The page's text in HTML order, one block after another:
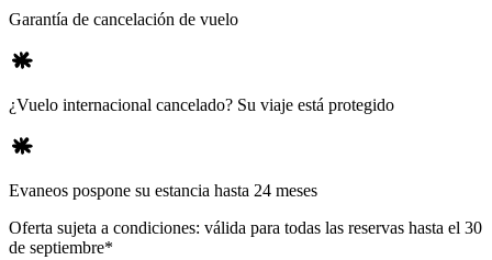
Garantía de cancelación de vuelo
¿Vuelo internacional cancelado? Su viaje está protegido
Evaneos pospone su estancia hasta 24 meses
Oferta sujeta a condiciones: válida para todas las reservas hasta el 30
de septiembre*